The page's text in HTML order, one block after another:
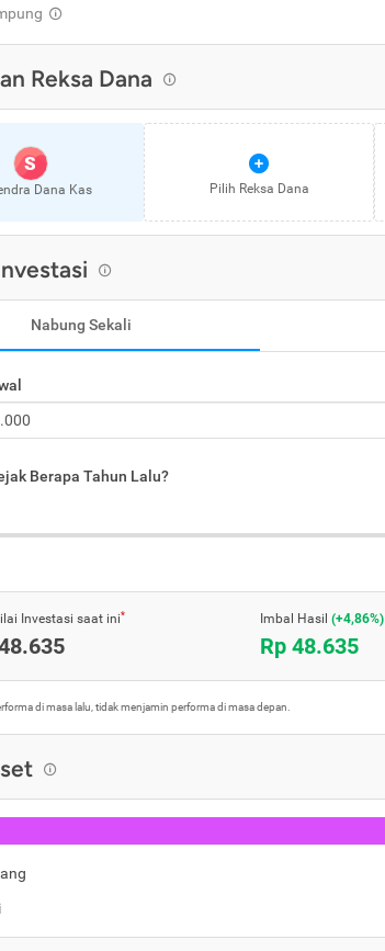
Reksa Dana
S
Dana Kas Pilih Reksa Dana
Nabung Sekali
Berapa Tahun Lalu?
Investasi saat ini* Imbal Hasil (+4,86%)
Rp 48.635
di masa lalu, tidak menjamin performa di masa depan.